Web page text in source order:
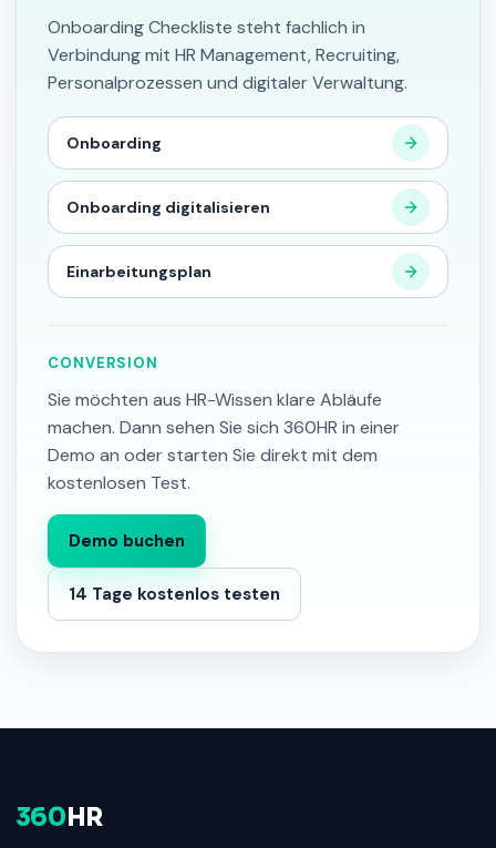
Onboarding Checkliste steht fachlich in
Verbindung mit HR Management, Recruiting,
Personalprozessen und digitaler Verwaltung.
Onboarding
Onboarding digitalisieren
Einarbeitungsplan
CONVERSION
Sie möchten aus HR-Wissen klare Abläufe
machen. Dann sehen Sie sich 360HR in einer
Demo an oder starten Sie direkt mit dem
kostenlosen Test.
Demo buchen
14 Tage kostenlos testen
360 HR